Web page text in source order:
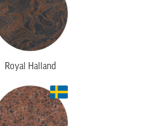
Royal Halland